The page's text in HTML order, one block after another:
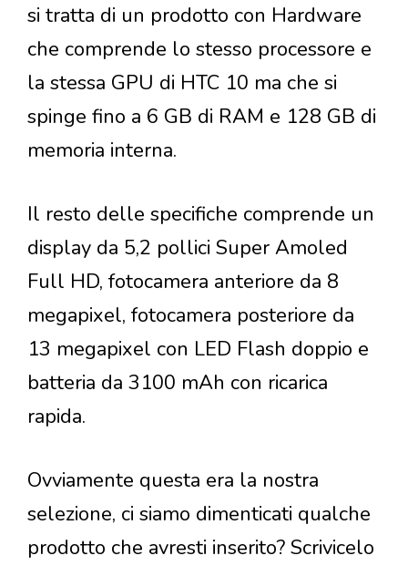
si tratta di un prodotto con Hardware
che comprende lo stesso processore e
la stessa GPU di HTC 10 ma che si
spinge fino a 6 GB di RAM e 128 GB di
memoria interna.
Il resto delle specifiche comprende un
display da 5,2 pollici Super Amoled
Full HD, fotocamera anteriore da 8
megapixel, fotocamera posteriore da
13 megapixel con LED Flash doppio e
batteria da 3100 mAh con ricarica
rapida.
Ovviamente questa era la nostra
selezione, ci siamo dimenticati qualche
prodotto che avresti inserito? Scrivicelo